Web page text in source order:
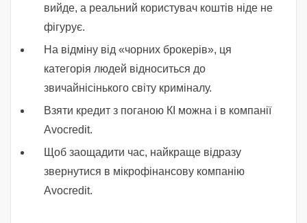
вийде, а реальний користувач коштів ніде не
фігурує.
На відміну від «чорних брокерів», ця
категорія людей відноситься до
звичайнісінького світу криміналу.
Взяти кредит з поганою КІ можна і в компанії
Avocredit.
Щоб заощадити час, найкраще відразу
звернутися в мікрофінансову компанію
Avocredit.